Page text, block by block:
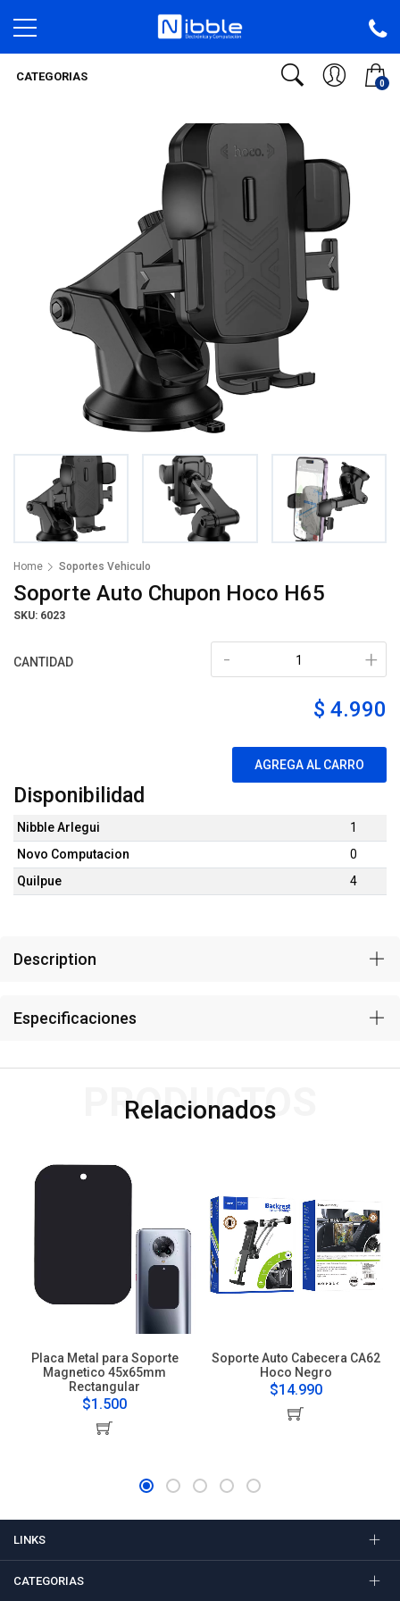
0
CATEGORIAS
Home Soportes Vehiculo
Soporte Auto Chupon Hoco H65
SKU: 6023
CANTIDAD +
-
$ 4.990
AGREGA AL CARRO
Disponibilidad
Nibble Arlegui
1
Novo Computacion
0
Quilpue
4
Description
Especificaciones
Relacionados
PRODUCTOS
Placa Metal para Soporte
Magnetico 45x65mm
Rectangular
$1.500
Soporte Auto Cabecera CA62
Hoco Negro
$14.990
LINKS
CATEGORIAS